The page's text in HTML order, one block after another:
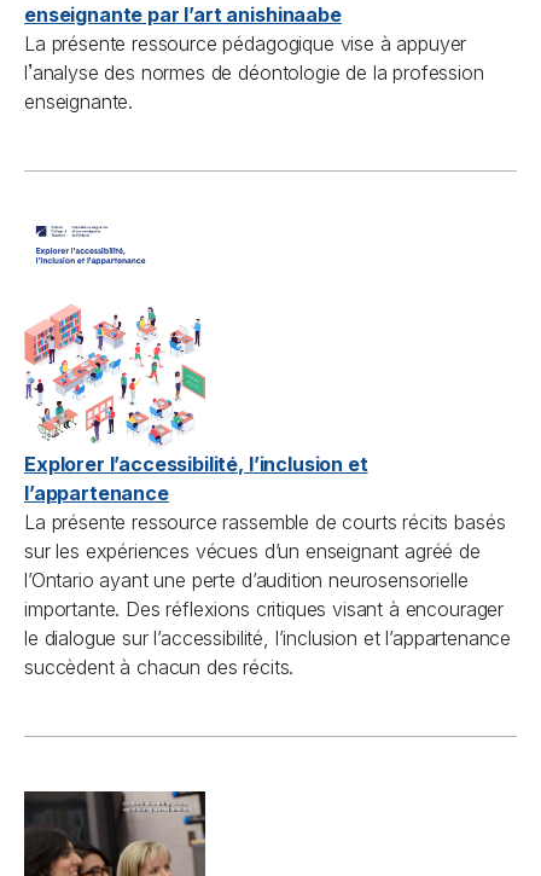
enseignante par l’art anishinaabe
La présente ressource pédagogique vise à appuyer
l’analyse des normes de déontologie de la profession
enseignante.
Explorer l’accessibilité, l’inclusion et
l’appartenance
La présente ressource rassemble de courts récits basés
sur les expériences vécues d’un enseignant agréé de
l’Ontario ayant une perte d’audition neurosensorielle
importante. Des réflexions critiques visant à encourager
le dialogue sur l’accessibilité, l’inclusion et l’appartenance
succèdent à chacun des récits.